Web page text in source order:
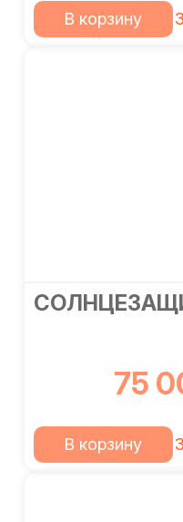
В корзину
75
В корзину